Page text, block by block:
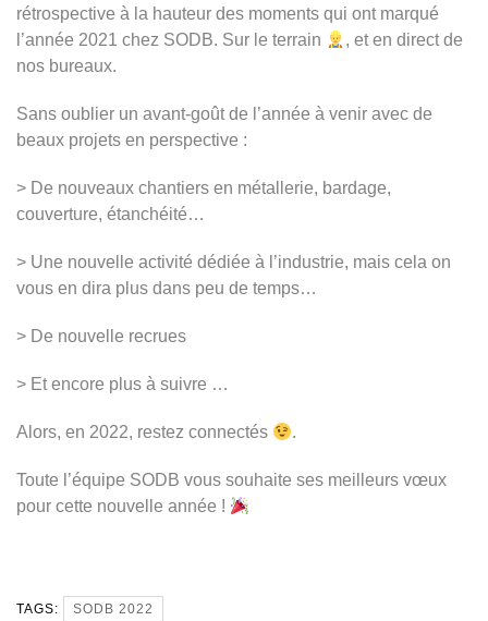
rétrospective à la hauteur des moments qui ont marqué
l’année 2021 chez SODB. Sur le terrain
, et en direct de
nos bureaux.
Sans oublier un avant-goût de l’année à venir avec de
beaux projets en perspective :
> De nouveaux chantiers en métallerie, bardage,
couverture, étanchéité…
> Une nouvelle activité dédiée à l’industrie, mais cela on
vous en dira plus dans peu de temps…
> De nouvelle recrues
> Et encore plus à suivre …
Alors, en 2022, restez connectés .
Toute l’équipe SODB vous souhaite ses meilleurs vœux
pour cette nouvelle année !
TAGS: SODB 2022